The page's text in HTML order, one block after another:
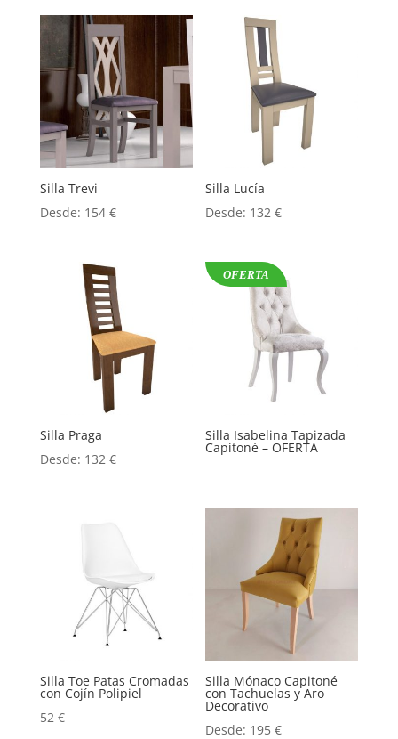
Silla Trevi
Desde: 154 €
Silla Lucía
Desde: 132€
Silla Praga
Desde: 132 €
OFERTA
Silla Isabelina Tapizada
Capitoné – OFERTA
Silla Toe Patas Cromadas
con Cojín Polipiel
52 €
Silla Mónaco Capitoné
con Tachuelas y Aro
Decorativo
Desde: 195€